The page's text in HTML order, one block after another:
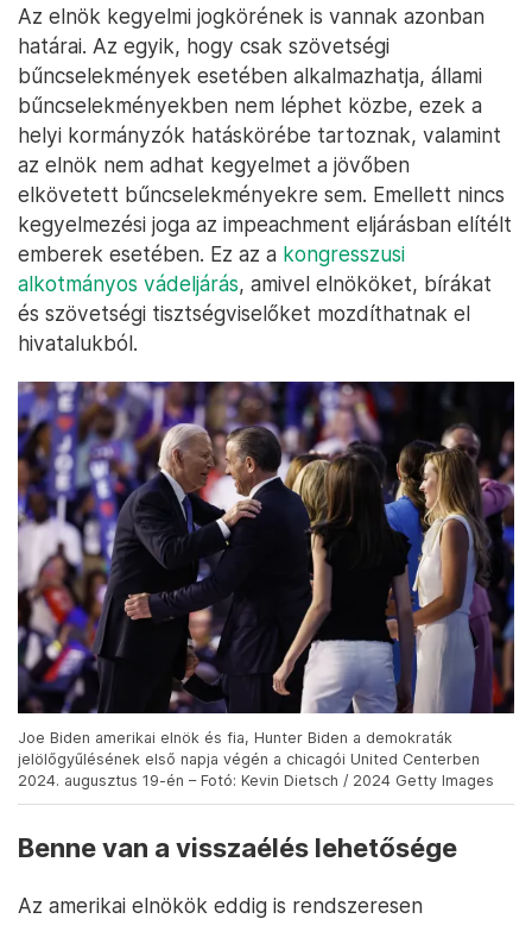
Az elnök kegyelmi jogkörének is vannak azonban
határai. Az egyik, hogy csak szövetségi
bűncselekmények esetében alkalmazhatja, állami
bűncselekményekben nem léphet közbe, ezek a
helyi kormányzók hatáskörébe tartoznak, valamint
az elnök nem adhat kegyelmet a jövőben
elkövetett bűncselekményekre sem. Emellett nincs
kegyelmezési joga az impeachment eljárásban elítélt
emberek esetében. Ez az a kongresszusi
alkotmányos vádeljárás, amivel elnököket, bírákat
és szövetségi tisztségviselőket mozdíthatnak el
hivatalukból.
Joe Biden amerikai elnök és fia, Hunter Biden a demokraták
jelölőgyűlésének első napja végén a chicagói United Centerben
2024. augusztus 19-én – Fotó: Kevin Dietsch / 2024 Getty Images
Benne van a visszaélés lehetősége
Az amerikai elnökök eddig is rendszeresen